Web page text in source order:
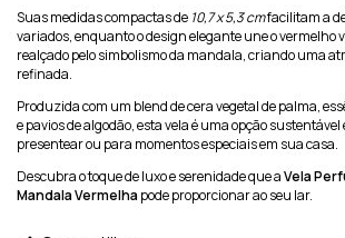
Suas medidas compactas de 10,7 x 5,3 cmfacilitam a
variados, enquanto o design elegante une o vermelho
realçado pelo simbolismo da mandala, criando uma
refinada.
Produzida com um blend de cera vegetal de palma,
e pavios de algodão, esta vela é uma opção
presentear ou para momentos especiais em sua casa.
Descubra o toque de luxo e serenidade que aVela
Mandala Vermelha pode proporcionar ao seu lar.